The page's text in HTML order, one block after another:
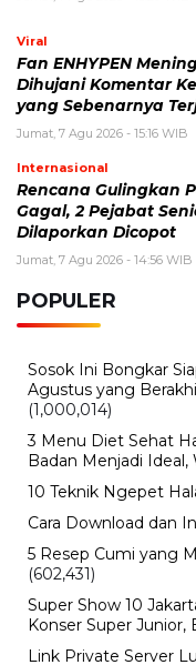
Jumat, 7 Agustus 2026 - 10:52
EA Sports Rilis Kode
Terbaru, Ini Cara
Jumat, 7 Agustus 2026 - 10:40
PSG Rotasi Skuad
Super UEFA
Jumat, 7 Agustus 2026 - 09:59
Sky dan DAZN Bagi
Petenis Nomor Satu
BERITA TERBARU
Hasil PPPK Sekolah
Sudah Keluar, Cek
Jumat, 7 Agu 2026 - 15:49 WIB
Viral
BPK Ungkap Cerita
Listrik Rumah Dinas